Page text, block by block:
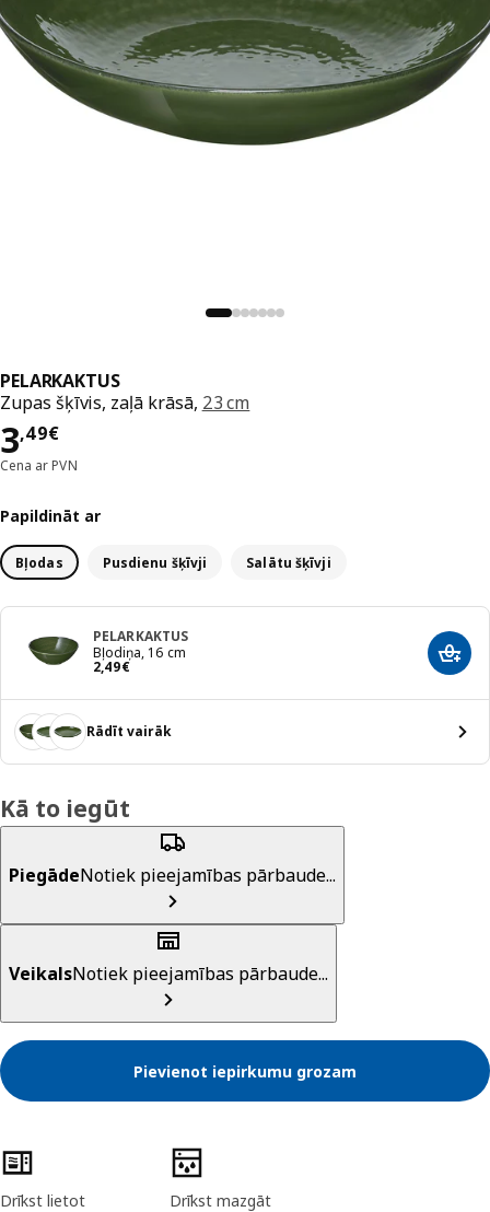
PELARKAKTUS
Zupas šķīvis, zaļā krāsā, 23 cm
3,49€
Cena 3,49€
Cena ar PVN
Papildināt ar
Bļodas Pusdienu šķīvji Salātu šķīvji
PELARKAKTUS
Bļodiņa, 16 cm
2,49€
Cena 2,49€
Rādīt vairāk
Kā to iegūt
PiegādeNotiek pieejamības pārbaude...
VeikalsNotiek pieejamības pārbaude...
Pievienot iepirkumu grozam
Preces īpašības
Drīkst lietot
Drīkst mazgāt